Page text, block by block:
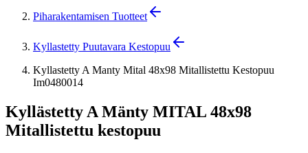
Piharakentamisen Tuotteet
Kyllastetty Puutavara Kestopuu
Kyllastetty A Manty Mital 48x98 Mitallistettu Kestopuu
Im0480014
Kyllästetty A Mänty MITAL 48x98
Mitallistettu kestopuu